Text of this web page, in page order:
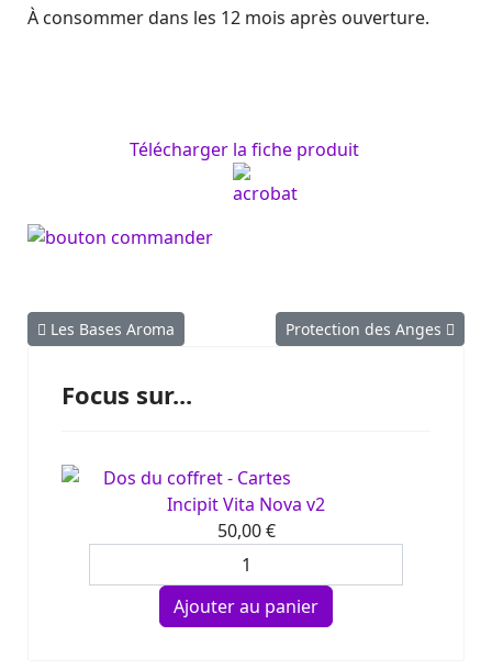
À consommer dans les 12 mois après ouverture.
Télécharger la fiche produit
Article précédent : Les Bases Aroma
Les Bases Aroma Article suivant : Protection
Protection des Anges
Focus sur...
Incipit Vita Nova v2
50,00 €